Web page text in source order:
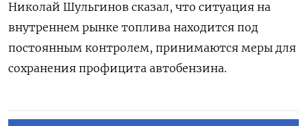
Николай Шульгинов сказал, что ситуация на
внутреннем рынке топлива находится под
постоянным контролем, принимаются меры для
сохранения профицита автобензина.